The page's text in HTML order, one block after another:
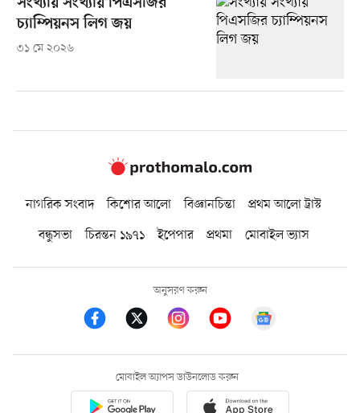
চ্যাম্পিয়নস লিগ জয়
৩১ মে ২০২৬
নাগরিক সংবাদ কিশোর আলো বিজ্ঞানচিন্তা
প্রথম আলো ট্রাস্ট
বন্ধুসভা
চিরন্তন ১৯৭১ ইপেপার প্রথমা মোবাইল ভ্যাস
অনুসরণ করুন
মোবাইল অ্যাপস ডাউনলোড করুন